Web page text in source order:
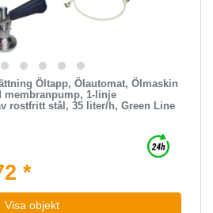
Öltapp, Ölautomat, Ölmaskin
membranpump, 1-linje
rostfritt stål, 35 liter/h, Green Line
*
Visa objekt